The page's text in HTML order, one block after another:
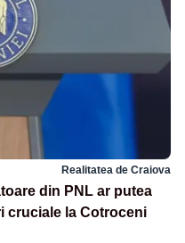
Realitatea de Craiova
din PNL ar putea
cruciale la Cotroceni